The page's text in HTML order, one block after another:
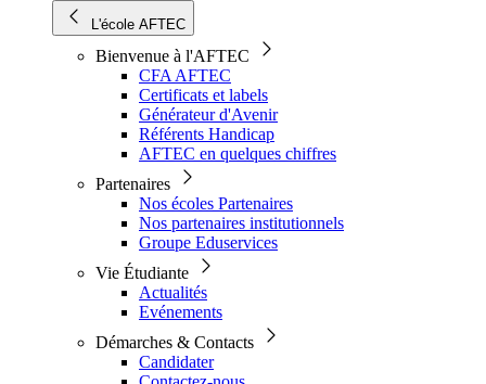
L'école AFTEC
Bienvenue à l'AFTEC
CFA AFTEC
Certificats et labels
Générateur d'Avenir
Référents Handicap
AFTEC en quelques chiffres
Partenaires
Nos écoles Partenaires
Nos partenaires institutionnels
Groupe Eduservices
Vie Étudiante
Actualités
Evénements
Démarches & Contacts
Candidater